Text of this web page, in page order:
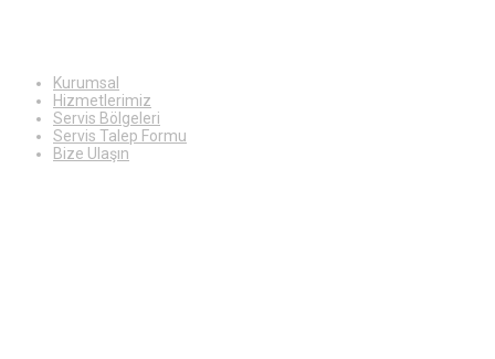
Kurumsal
Hizmetlerimiz
Servis Bölgeleri
Servis Talep Formu
Bize Ulaşın